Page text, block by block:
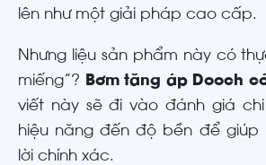
lên như một giải pháp cao cấp.
Nhưng liệu sản phẩm này có
miếng”?
Bơm tăng áp Dooch
viết này sẽ đi vào đánh giá
hiệu năng đến độ bền để
lời chính xác.